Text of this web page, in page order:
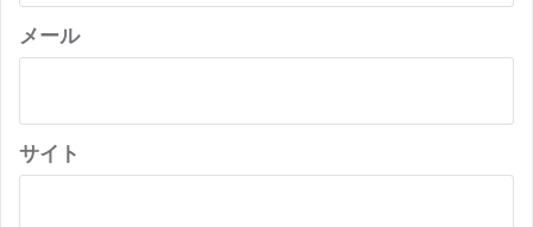
メール
サイト